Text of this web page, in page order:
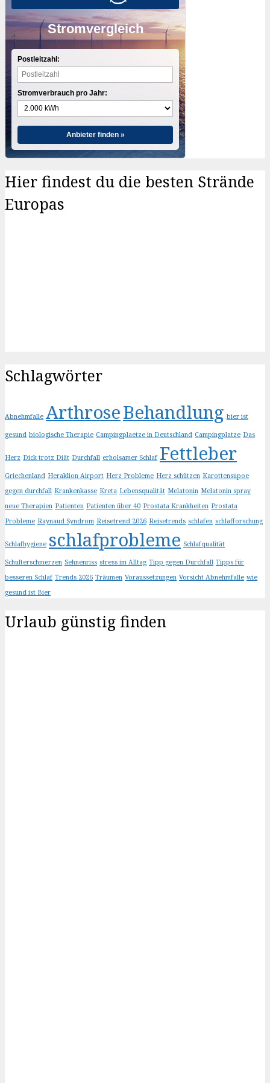
Stromvergleich
Postleitzahl:
Stromverbrauch pro Jahr:
Anbieter finden »
Hier findest du die besten Strände
Europas
Schlagwörter
Abnehmfalle ArthroseBehandlung bier ist
gesund biologische Therapie Campingplaetze in Deutschland Campingplatze Das
Herz Dick trotz Diät Durchfall erholsamer Schlaf Fettleber
Griechenland Heraklion Airport Herz Probleme Herz schützen Karottensupoe
gegen durchfall Krankenkasse Kreta Lebensqualität Melatonin Melatonin spray
neue Therapien Patienten Patienten über 40 Prostata Krankheiten Prostata
Probleme Raynaud Syndrom Reisetrend 2026 Reisetrends schlafen schlafforschung
Schlafhygiene schlafprobleme Schlafqualität
Schulterschmerzen Sehnenriss stress im Alltag Tipp gegen Durchfall Tipps für
besseren Schlaf Trends 2026 Träumen Voraussetzungen Vorsicht Abnehmfalle wie
gesund ist Bier
Urlaub günstig finden